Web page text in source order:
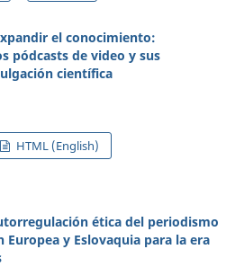
el conocimiento:
pódcasts de video y sus
científica
HTML (English)
ética del periodismo
y Eslovaquia para la era